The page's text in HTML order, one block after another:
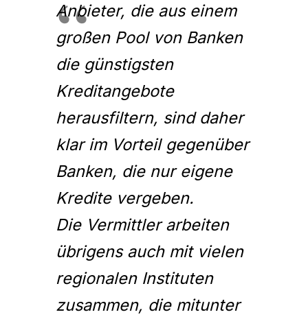
Anbieter, die aus einem
großen Pool von Banken
die günstigsten
Kreditangebote
herausfiltern, sind daher
klar im Vorteil gegenüber
Banken, die nur eigene
Kredite vergeben.
Die Vermittler arbeiten
übrigens auch mit vielen
regionalen Instituten
zusammen, die mitunter